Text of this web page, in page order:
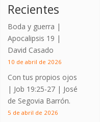
Recientes
Boda y guerra |
Apocalipsis 19 |
David Casado
10 de abril de 2026
Con tus propios ojos
| Job 19:25-27 | José
de Segovia Barrón.
5 de abril de 2026